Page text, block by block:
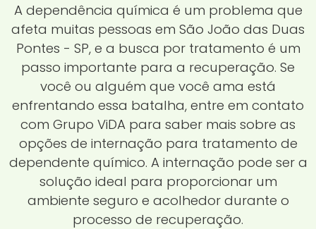
A dependência química é um problema que
afeta muitas pessoas em São João das Duas
Pontes - SP, e a busca por tratamento é um
passo importante para a recuperação. Se
você ou alguém que você ama está
enfrentando essa batalha, entre em contato
com Grupo ViDA para saber mais sobre as
opções de internação para tratamento de
dependente químico. A internação pode ser a
solução ideal para proporcionar um
ambiente seguro e acolhedor durante o
processo de recuperação.